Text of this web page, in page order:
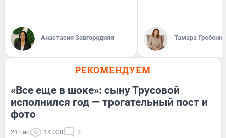
Анастасия Завгородняя Тамара
РЕКОМЕНДУЕМ
«Все еще в шоке»: сыну Трусовой
исполнился год — трогательный пост и
фото
21 час 14 028 3